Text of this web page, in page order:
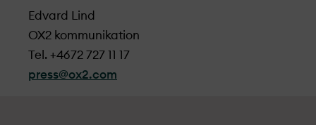
Edvard Lind
OX2 kommunikation
Tel. +4672 727 11 17
press@ox2.com